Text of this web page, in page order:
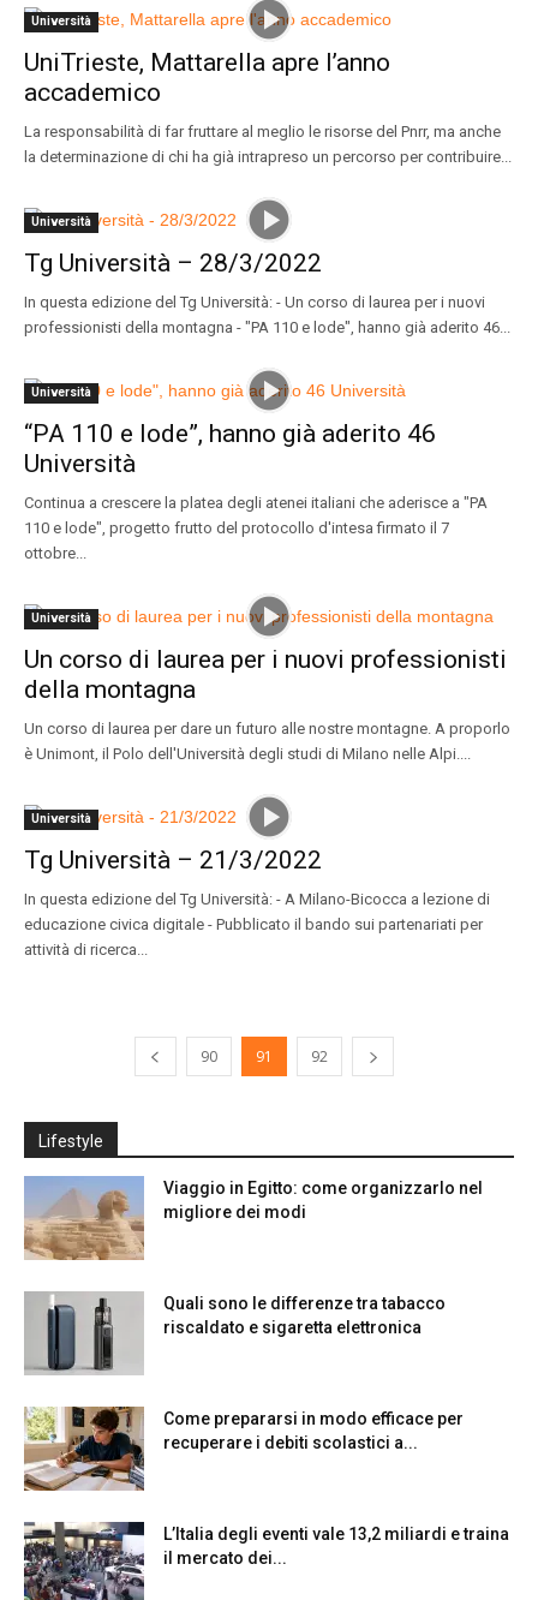
Università
UniTrieste, Mattarella apre l’anno
accademico
La responsabilità di far fruttare al meglio le risorse del Pnrr, ma anche
la determinazione di chi ha già intrapreso un percorso per contribuire...
Università
Tg Università – 28/3/2022
In questa edizione del Tg Università: - Un corso di laurea per i nuovi
professionisti della montagna - "PA 110 e lode", hanno già aderito 46...
Università
“PA 110 e lode”, hanno già aderito 46
Università
Continua a crescere la platea degli atenei italiani che aderisce a "PA
110 e lode", progetto frutto del protocollo d'intesa firmato il 7
ottobre...
Università
Un corso di laurea per i nuovi professionisti
della montagna
Un corso di laurea per dare un futuro alle nostre montagne. A proporlo
è Unimont, il Polo dell'Università degli studi di Milano nelle Alpi....
Università
Tg Università – 21/3/2022
In questa edizione del Tg Università: - A Milano-Bicocca a lezione di
educazione civica digitale - Pubblicato il bando sui partenariati per
attività di ricerca...
90 91 92
Lifestyle
Viaggio in Egitto: come organizzarlo nel
migliore dei modi
Quali sono le differenze tra tabacco
riscaldato e sigaretta elettronica
Come prepararsi in modo efficace per
recuperare i debiti scolastici a...
L’Italia degli eventi vale 13,2 miliardi e traina
il mercato dei...